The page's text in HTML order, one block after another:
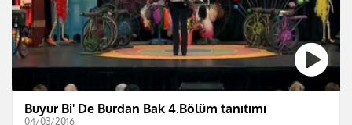
Buyur Bi' De Burdan Bak 4.Bölüm tanıtımı
04/03/2016